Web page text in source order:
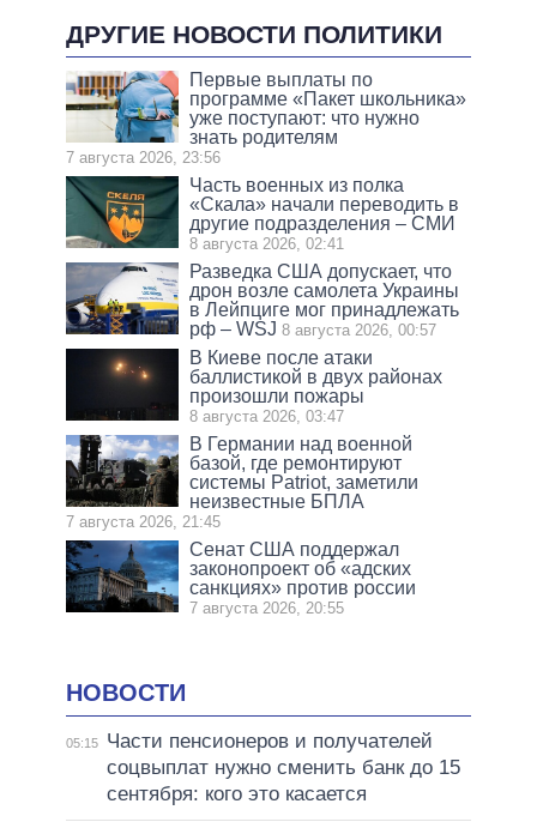
ДРУГИЕ НОВОСТИ ПОЛИТИКИ
Первые выплаты по
программе «Пакет школьника»
уже поступают: что нужно
знать родителям
7 августа 2026, 23:56
Часть военных из полка
«Скала» начали переводить в
другие подразделения – СМИ
8 августа 2026, 02:41
Разведка США допускает, что
дрон возле самолета Украины
в Лейпциге мог принадлежать
рф – WSJ 8 августа 2026, 00:57
В Киеве после атаки
баллистикой в двух районах
произошли пожары
8 августа 2026, 03:47
В Германии над военной
базой, где ремонтируют
системы Patriot, заметили
неизвестные БПЛА
7 августа 2026, 21:45
Сенат США поддержал
законопроект об «адских
санкциях» против россии
7 августа 2026, 20:55
НОВОСТИ
05:15
Части пенсионеров и получателей
соцвыплат нужно сменить банк до 15
сентября: кого это касается